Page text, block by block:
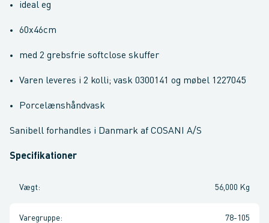
ideal eg
60x46cm
med 2 grebsfrie softclose skuffer
Varen leveres i 2 kolli; vask 0300141 og møbel 1227045
Porcelænshåndvask
Sanibell forhandles i Danmark af COSANI A/S
Specifikationer
Vægt: 56,000 Kg
Varegruppe: 78-105